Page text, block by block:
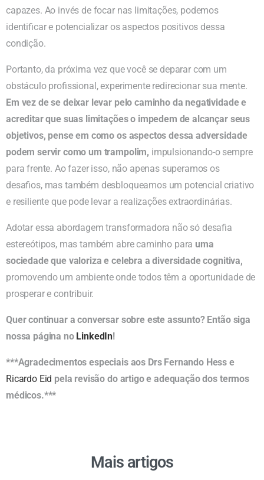
capazes. Ao invés de focar nas limitações, podemos
identificar e potencializar os aspectos positivos dessa
condição.
Portanto, da próxima vez que você se deparar com um
obstáculo profissional, experimente redirecionar sua mente.
Em vez de se deixar levar pelo caminho da negatividade e
acreditar que suas limitações o impedem de alcançar seus
objetivos, pense em como os aspectos dessa adversidade
podem servir como um trampolim, impulsionando-o sempre
para frente. Ao fazer isso, não apenas superamos os
desafios, mas também desbloqueamos um potencial criativo
e resiliente que pode levar a realizações extraordinárias.
Adotar essa abordagem transformadora não só desafia
estereótipos, mas também abre caminho para uma
sociedade que valoriza e celebra a diversidade cognitiva,
promovendo um ambiente onde todos têm a oportunidade de
prosperar e contribuir.
Quer continuar a conversar sobre este assunto? Então siga
nossa página no LinkedIn!
***Agradecimentos especiais aos Drs Fernando Hess e
Ricardo Eid pela revisão do artigo e adequação dos termos
médicos.***
Mais artigos